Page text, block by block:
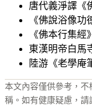
唐代義淨譯《
《佛說浴像
《佛本行集
東漢明帝白馬
陸游《老學庵
本文內容僅供參考，
稱。如有健康疑慮，請